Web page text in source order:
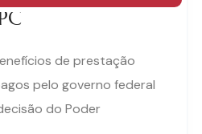
de prestação
pelo governo federal
do Poder